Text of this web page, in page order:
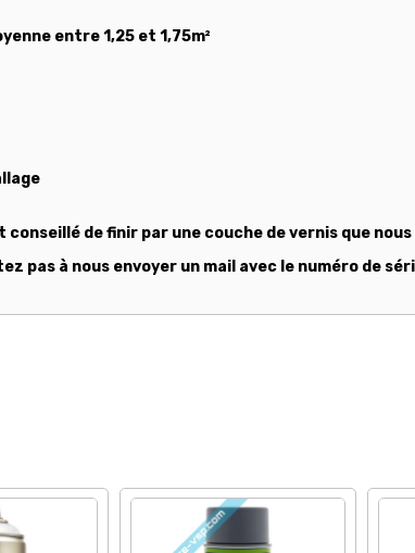
entre 1,25 et 1,75m²
de finir par une couche de vernis que
pas à nous envoyer un mail avec le numéro de